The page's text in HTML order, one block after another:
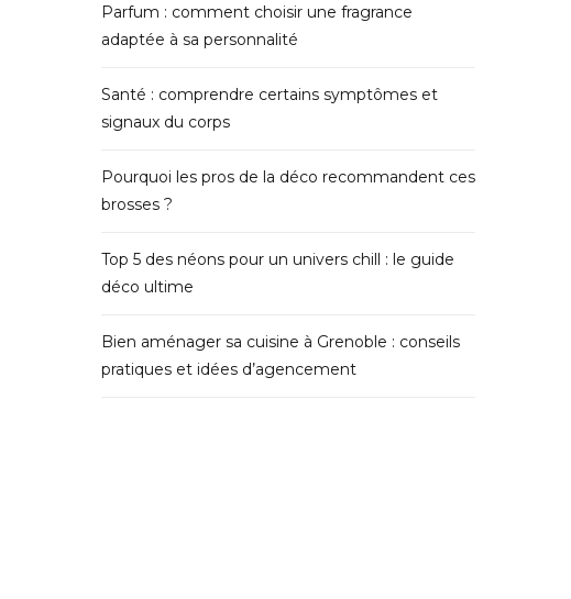
Parfum : comment choisir une fragrance
adaptée à sa personnalité
Santé : comprendre certains symptômes et
signaux du corps
Pourquoi les pros de la déco recommandent ces
brosses ?
Top 5 des néons pour un univers chill : le guide
déco ultime
Bien aménager sa cuisine à Grenoble : conseils
pratiques et idées d’agencement